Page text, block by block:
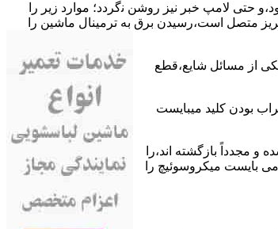
حتی ﻻﻣﭗ ﺧﺒﺮ ﻧﯿﺰ روﺷﻦ ﻧگردد؛ موارد زیر را
رفع:درحالیکه دوﺷﺎﺧﻪ ﺑﻪ ﭘﺮﯾﺰ ﻣﺘﺼﻞ اﺳﺖ،رﺳﯿﺪن ﺑﺮق ﺑﻪ ﺗﺮﻣﯿﻨﺎل ﻣﺎﺷﯿﻦ را
از مسائل شایع،ﻗﻄﻊ
ﺑﻮدن ﮐﻠﯿﺪ میبایست
مجدداً بازگشته اند،را
بایست ﻣﯿﮑﺮوﺳﻮﺋﯿﭻ را